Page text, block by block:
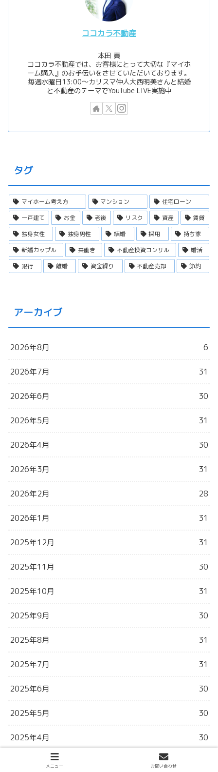
ココカラ不動産
本田 貢
ココカラ不動産では、お客様にとって大切な『マイホ
ーム購入』のお手伝いをさせていただいております。
毎週水曜日13:00〜カリスマ仲人大西明美さんと結婚
と不動産のテーマでYouTube LIVE実施中
タグ
マイホーム考え方 マンション
住宅ローン
一戸建て
お金 老後 リスク 資産
賃貸
独身女性
独身男性 結婚 採用
持ち家
新婚カップル
共働き 不動産投資コンサル
婚活
銀行
離婚 資金繰り 不動産売却 節約
アーカイブ
2026年8月 6
2026年7月 31
2026年6月 30
2026年5月 31
2026年4月 30
2026年3月 31
2026年2月 28
2026年1月 31
2025年12月 31
2025年11月 30
2025年10月 31
2025年9月 30
2025年8月 31
2025年7月 31
2025年6月 30
2025年5月 30
2025年4月 30
2025年3月メニュー お問い合わせ